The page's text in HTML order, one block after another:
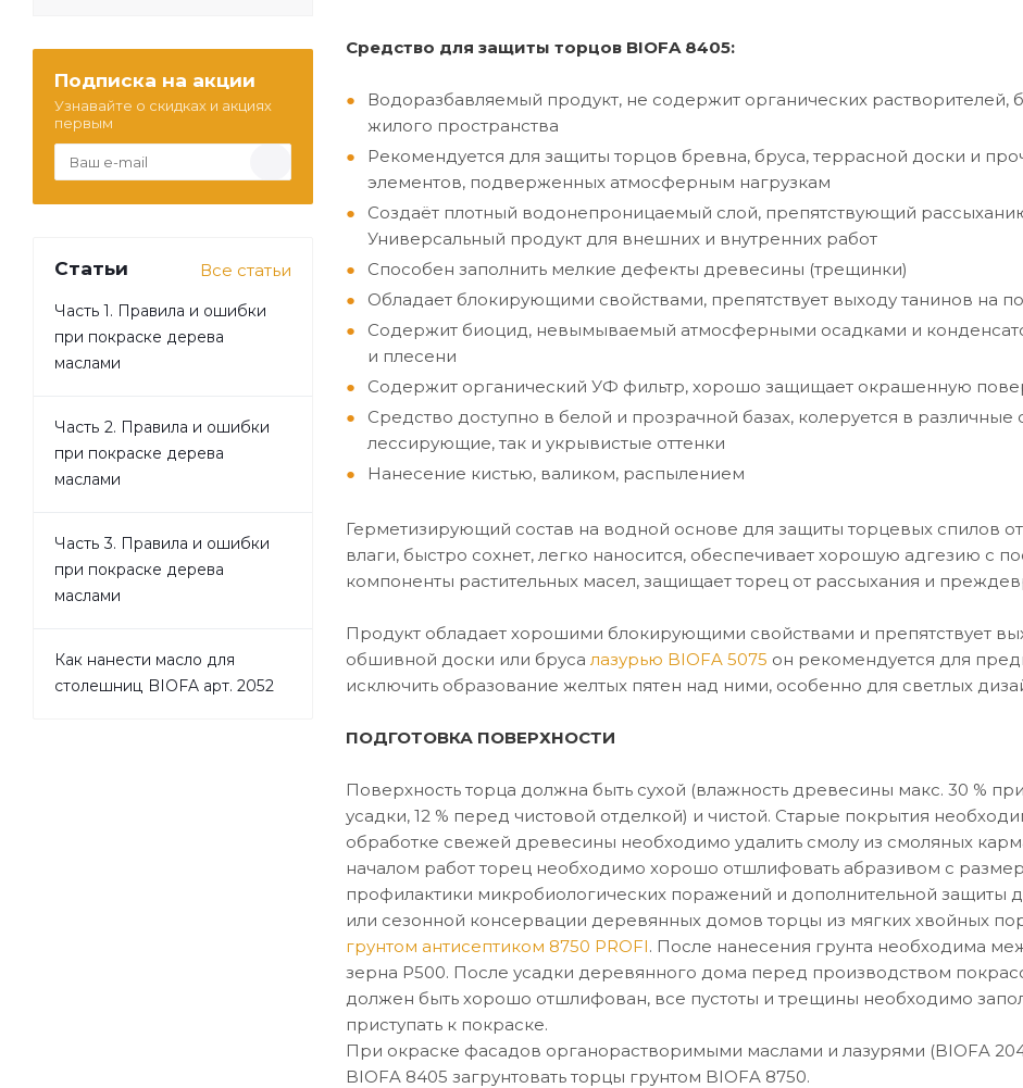
Средство для защиты торцов BIOFA 8405:
Водоразбавляемый продукт, не содержит органических растворителей,
жилого пространства
Рекомендуется для защиты торцов бревна, бруса, террасной доски и
элементов, подверженных атмосферным нагрузкам
Создаёт плотный водонепроницаемый слой, препятствующий
Универсальный продукт для внешних и внутренних работ
Способен заполнить мелкие дефекты древесины (трещинки)
Обладает блокирующими свойствами, препятствует выходу танинов на
Содержит биоцид, невымываемый атмосферными осадками и
и плесени
Содержит органический УФ фильтр, хорошо защищает окрашенную
Средство доступно в белой и прозрачной базах, колеруется в различные
лессирующие, так и укрывистые оттенки
Нанесение кистью, валиком, распылением
Герметизирующий состав на водной основе для защиты торцевых спилов
влаги, быстро сохнет, легко наносится, обеспечивает хорошую адгезию с
компоненты растительных масел, защищает торец от рассыхания и
Продукт обладает хорошими блокирующими свойствами и препятствует
обшивной доски или бруса лазурью BIOFA 5075 он рекомендуется для
исключить образование желтых пятен над ними, особенно для светлых
ПОДГОТОВКА ПОВЕРХНОСТИ
Поверхность торца должна быть сухой (влажность древесины макс. 30 %
усадки, 12 % перед чистовой отделкой) и чистой. Старые покрытия
обработке свежей древесины необходимо удалить смолу из смоляных
началом работ торец необходимо хорошо отшлифовать абразивом с
профилактики микробиологических поражений и дополнительной
или сезонной консервации деревянных домов торцы из мягких хвойных
грунтом антисептиком 8750 PROFI. После нанесения грунта необходима
зерна P500. После усадки деревянного дома перед производством
должен быть хорошо отшлифован, все пустоты и трещины необходимо
приступать к покраске.
При окраске фасадов органорастворимыми маслами и лазурями (BIOFA
BIOFA 8405 загрунтовать торцы грунтом BIOFA 8750.
Подписка на акции
Узнавайте о скидках и акциях
первым
Статьи Все статьи
Часть 1. Правила и ошибки
при покраске дерева
маслами
Часть 2. Правила и ошибки
при покраске дерева
маслами
Часть 3. Правила и ошибки
при покраске дерева
маслами
Как нанести масло для
столешниц BIOFA арт. 2052